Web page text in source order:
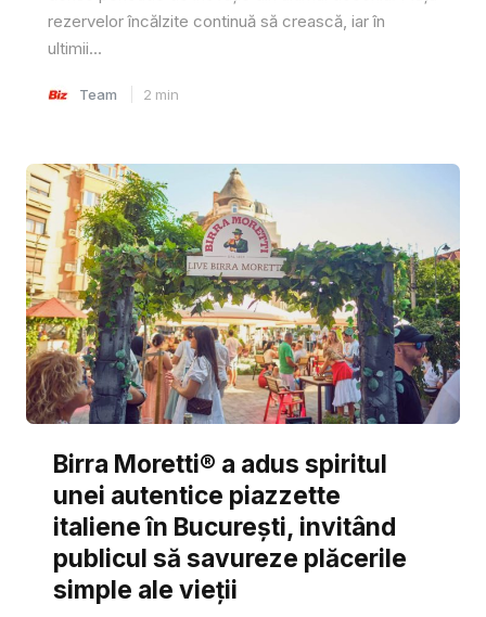
rezervelor încălzite continuă să crească, iar în
ultimii...
Team 2 min
Birra Moretti® a adus spiritul
unei autentice piazzette
italiene în București, invitând
publicul să savureze plăcerile
simple ale vieții